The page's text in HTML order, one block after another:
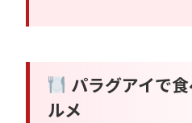
パラグアイで
ルメ